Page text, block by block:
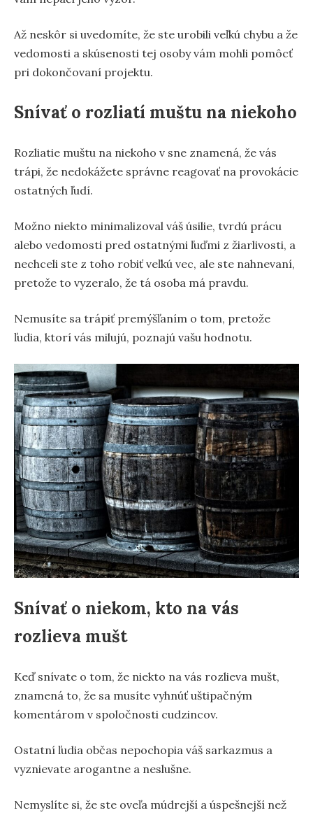
Až neskôr si uvedomíte, že ste urobili veľkú chybu a že
vedomosti a skúsenosti tej osoby vám mohli pomôcť
pri dokončovaní projektu.
Snívať o rozliatí muštu na niekoho
Rozliatie muštu na niekoho v sne znamená, že vás
trápi, že nedokážete správne reagovať na provokácie
ostatných ľudí.
Možno niekto minimalizoval váš úsilie, tvrdú prácu
alebo vedomosti pred ostatnými ľuďmi z žiarlivosti, a
nechceli ste z toho robiť veľkú vec, ale ste nahnevaní,
pretože to vyzeralo, že tá osoba má pravdu.
Nemusíte sa trápiť premýšľaním o tom, pretože
ľudia, ktorí vás milujú, poznajú vašu hodnotu.
Snívať o niekom, kto na vás
rozlieva mušt
Keď snívate o tom, že niekto na vás rozlieva mušt,
znamená to, že sa musíte vyhnúť uštipačným
komentárom v spoločnosti cudzincov.
Ostatní ľudia občas nepochopia váš sarkazmus a
vyznievate arogantne a neslušne.
Nemyslíte si, že ste oveľa múdrejší a úspešnejší než